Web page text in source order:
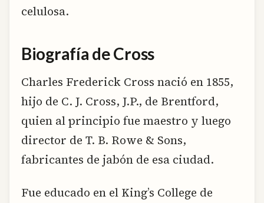
celulosa.
Biografía de Cross
Charles Frederick Cross nació en 1855,
hijo de C. J. Cross, J.P., de Brentford,
quien al principio fue maestro y luego
director de T. B. Rowe & Sons,
fabricantes de jabón de esa ciudad.
Fue educado en el King’s College de